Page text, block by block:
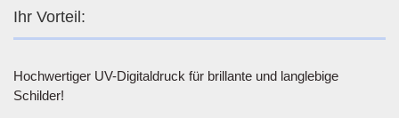
Ihr Vorteil:
Hochwertiger UV-Digitaldruck für brillante und langlebige
Schilder!